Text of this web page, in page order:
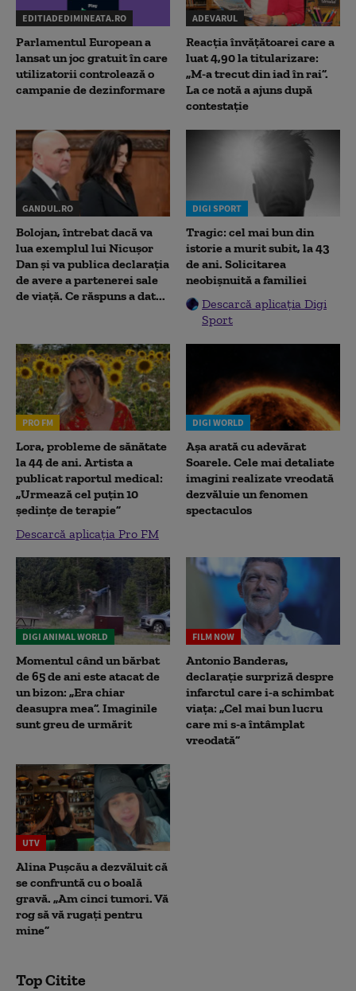
EDITIADEDIMINEATA.RO
Parlamentul European a
lansat un joc gratuit în care
utilizatorii controlează o
campanie de dezinformare
ADEVARUL
Reacția învățătoarei care a
luat 4,90 la titularizare:
„M-a trecut din iad în rai”.
La ce notă a ajuns după
contestație
GANDUL.RO
Bolojan, întrebat dacă va
lua exemplul lui Nicușor
Dan și va publica declarația
de avere a partenerei sale
de viață. Ce răspuns a dat...
DIGI SPORT
Tragic: cel mai bun din
istorie a murit subit, la 43
de ani. Solicitarea
neobișnuită a familiei
Descarcă aplicația Digi
Sport
PRO FM
Lora, probleme de sănătate
la 44 de ani. Artista a
publicat raportul medical:
„Urmează cel puțin 10
ședințe de terapie”
Descarcă aplicația Pro FM
DIGI WORLD
Așa arată cu adevărat
Soarele. Cele mai detaliate
imagini realizate vreodată
dezvăluie un fenomen
spectaculos
DIGI ANIMAL WORLD
Momentul când un bărbat
de 65 de ani este atacat de
un bizon: „Era chiar
deasupra mea”. Imaginile
sunt greu de urmărit
FILM NOW
Antonio Banderas,
declarație surpriză despre
infarctul care i-a schimbat
viața: „Cel mai bun lucru
care mi s-a întâmplat
vreodată”
UTV
Alina Pușcău a dezvăluit că
se confruntă cu o boală
gravă. „Am cinci tumori. Vă
rog să vă rugați pentru
mine”
Top Citite